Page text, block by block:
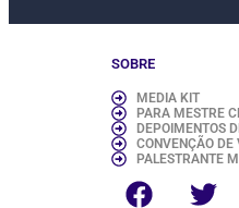
SOBRE
MEDIA KIT
PARA MESTRE
DEPOIMENTOS
CONVENÇÃO DE
PALESTRANTE